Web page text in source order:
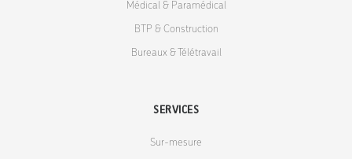
Médical & Paramédical
BTP & Construction
Bureaux & Télétravail
SERVICES
Sur-mesure